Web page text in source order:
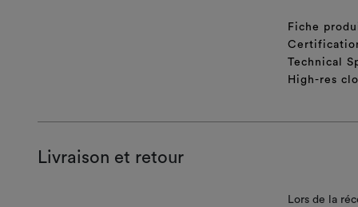
Fiche
Technical
High-res
Livraison et retour
Lors de la